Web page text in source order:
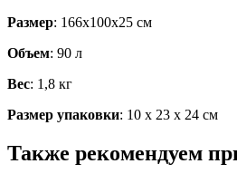
Размер: 166х100х25 см
Объем: 90 л
Вес: 1,8 кг
Размер упаковки: 10 х 23 х 24 см
Также рекомендуем